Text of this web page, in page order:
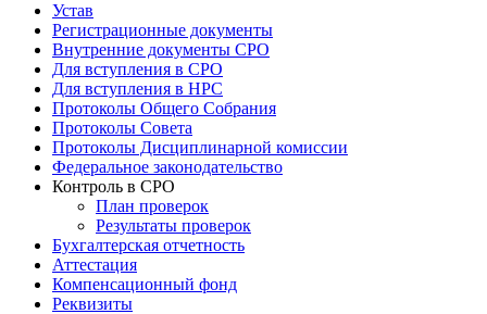
Устав
Регистрационные документы
Внутренние документы СРО
Для вступления в СРО
Для вступления в НРС
Протоколы Общего Собрания
Протоколы Совета
Протоколы Дисциплинарной комиссии
Федеральное законодательство
Контроль в СРО
План проверок
Результаты проверок
Бухгалтерская отчетность
Аттестация
Компенсационный фонд
Реквизиты